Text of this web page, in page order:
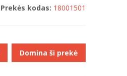
Prekės kodas: 18001501
Domina ši prekė